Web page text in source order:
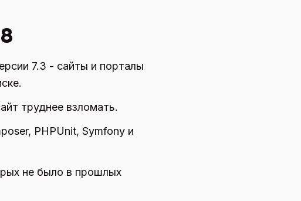
7.3 - сайты и порталы
труднее взломать.
PHPUnit, Symfony и
не было в прошлых